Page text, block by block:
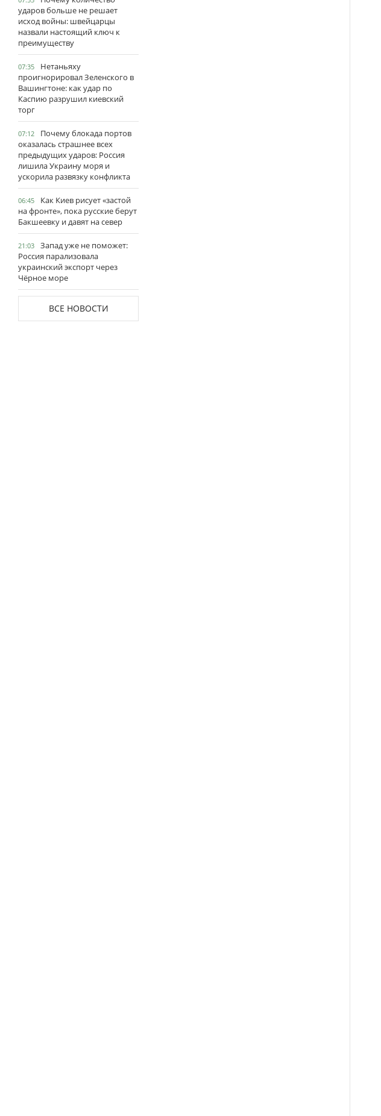
ударов больше не решает
исход войны: швейцарцы
назвали настоящий ключ к
преимуществу
07:35
Нетаньяху
проигнорировал Зеленского в
Вашингтоне: как удар по
Каспию разрушил киевский
торг
07:12
Почему блокада портов
оказалась страшнее всех
предыдущих ударов: Россия
лишила Украину моря и
ускорила развязку конфликта
06:45
Как Киев рисует «застой
на фронте», пока русские берут
Бакшеевку и давят на север
21:03
Запад уже не поможет:
Россия парализовала
украинский экспорт через
Чёрное море
ВСЕ НОВОСТИ